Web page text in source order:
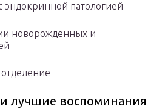
патологией
новорожденных и
лучшие воспоминания